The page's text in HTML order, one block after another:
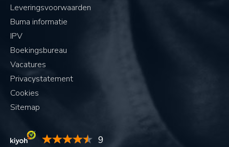
Leveringsvoorwaarden
Buma informatie
IPV
Boekingsbureau
Vacatures
Privacystatement
Cookies
Sitemap
9